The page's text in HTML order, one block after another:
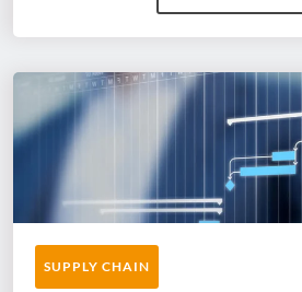
SUPPLY CHAIN